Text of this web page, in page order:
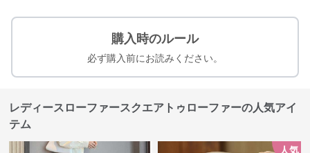
購入時のルール
必ず購入前にお読みください。
レディースローファースクエアトゥローファーの人気アイ
テム
人気